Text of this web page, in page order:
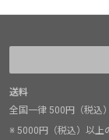
送料
全国一律 500円（税込）
※ 5000円（税込）以上